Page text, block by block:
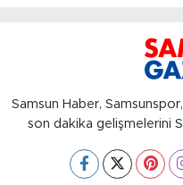
Samsun Haber,
son dakika gelişmelerini